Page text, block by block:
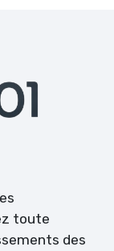
toute
des